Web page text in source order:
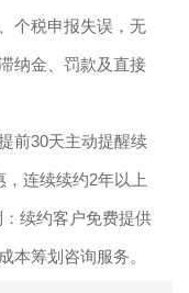
个税申报失误，无
纳金、罚款及直接
前30天主动提醒续
连续续约2年以上
续约客户免费提供
本筹划咨询服务。